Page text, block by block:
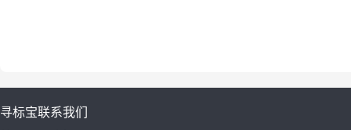
寻标宝联系我们